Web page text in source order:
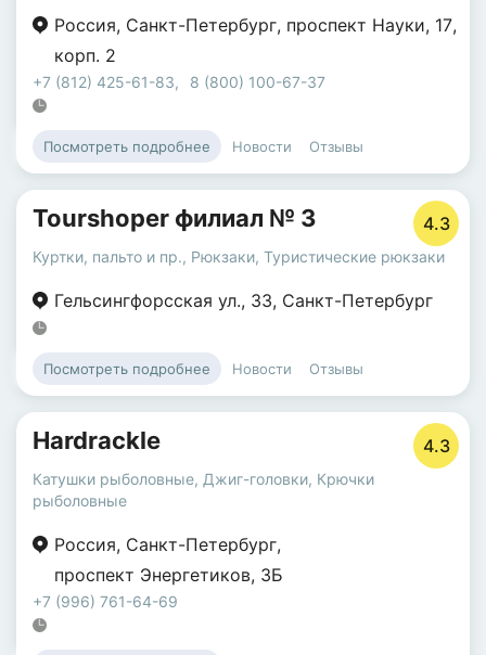
Россия, Санкт-Петербург, проспект Науки, 17,
корп. 2
+7 (812) 425-61-83, 8 (800) 100-67-37
Посмотреть подробнее Новости Отзывы
Tourshoper филиал № 3 4.3
Куртки, пальто и пр., Рюкзаки, Туристические рюкзаки
Гельсингфорсская ул., 3З, Санкт-Петербург
Посмотреть подробнее Новости Отзывы
Hardrackle 4.3
Катушки рыболовные, Джиг-головки, Крючки
рыболовные
Россия, Санкт-Петербург,
проспект Энергетиков, 3Б
+7 (996) 761-64-69